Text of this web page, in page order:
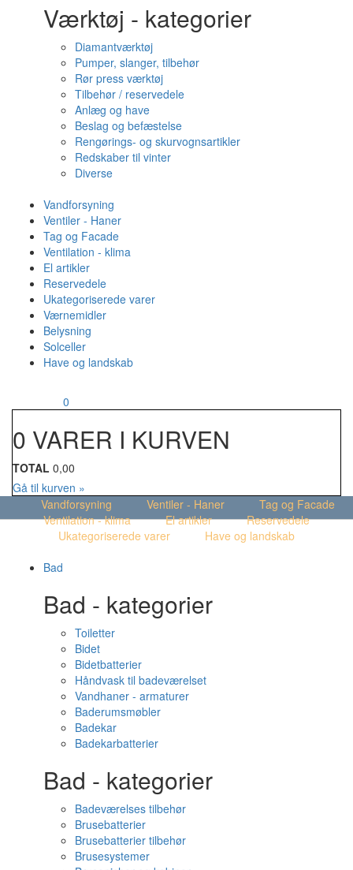
Værktøj - kategorier
Diamantværktøj
Pumper, slanger, tilbehør
Rør press værktøj
Tilbehør / reservedele
Anlæg og have
Beslag og befæstelse
Rengørings- og skurvognsartikler
Redskaber til vinter
Diverse
Vandforsyning
Ventiler - Haner
Tag og Facade
Ventilation - klima
El artikler
Reservedele
Ukategoriserede varer
Værnemidler
Belysning
Solceller
Have og landskab
0
0 VARER I KURVEN
TOTAL 0,00
Gå til kurven »
Vandforsyning
Ventiler - Haner
Tag og Facade
Ventilation - klima
El artikler
Reservedele
Ukategoriserede varer
Have og landskab
Bad
Bad - kategorier
Toiletter
Bidet
Bidetbatterier
Håndvask til badeværelset
Vandhaner - armaturer
Baderumsmøbler
Badekar
Badekarbatterier
Bad - kategorier
Badeværelses tilbehør
Brusebatterier
Brusebatterier tilbehør
Brusesystemer